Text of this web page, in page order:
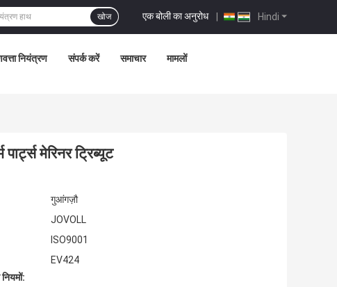
Hindi
एक बोली का अनुरोध |
खोज
नियंत्रण संपर्क करें समाचार मामलों
मेरिनर ट्रिब्यूट
गुआंगज़ौ
JOVOLL
ISO9001
EV424